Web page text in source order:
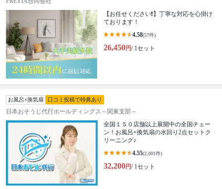
【お任せください❗️】丁寧な対応を心掛け
ております！
4.58(57件)
26,450円/ 1セット
お風呂×換気扇 口コミ投稿で特典あり
日本おそうじ代行ホールディングス～関東支部～
全国１５０店舗以上展開中の全国チェー
ン！お風呂×換気扇の水回り2点セットク
リーニング♪
4.55(2,001件)
32,200円/ 1セット